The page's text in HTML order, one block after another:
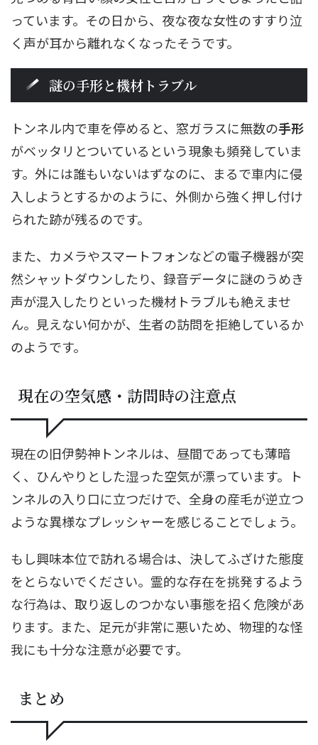
っています。その日から、夜な夜な女性のすすり泣
く声が耳から離れなくなったそうです。
謎の手形と機材トラブル
トンネル内で車を停めると、窓ガラスに無数の手形
がベッタリとついているという現象も頻発していま
す。外には誰もいないはずなのに、まるで車内に侵
入しようとするかのように、外側から強く押し付け
られた跡が残るのです。
また、カメラやスマートフォンなどの電子機器が突
然シャットダウンしたり、録音データに謎のうめき
声が混入したりといった機材トラブルも絶えませ
ん。見えない何かが、生者の訪問を拒絶しているか
のようです。
現在の空気感・訪問時の注意点
現在の旧伊勢神トンネルは、昼間であっても薄暗
く、ひんやりとした湿った空気が漂っています。ト
ンネルの入り口に立つだけで、全身の産毛が逆立つ
ような異様なプレッシャーを感じることでしょう。
もし興味本位で訪れる場合は、決してふざけた態度
をとらないでください。霊的な存在を挑発するよう
な行為は、取り返しのつかない事態を招く危険があ
ります。また、足元が非常に悪いため、物理的な怪
我にも十分な注意が必要です。
まとめ